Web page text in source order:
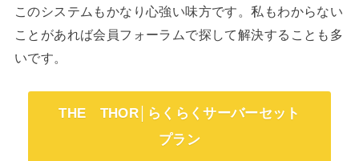
このシステムもかなり心強い味方です。私もわからない
ことがあれば会員フォーラムで探して解決することも多
いです。
THE THOR│らくらくサーバーセット
プラン